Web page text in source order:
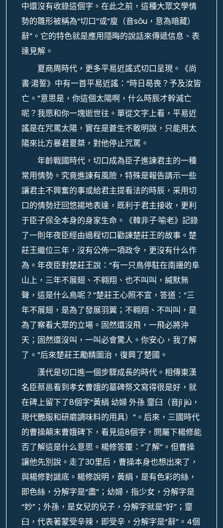
中還沒有收錄這個字。在此之前，這種大眾文學情
勢的雛形被稱為“切口”或“廋（音sōu，意為暗藏）
辭”。它的特色就是應用隱晦的說話來傳遞信息、表
達見解。
夏商周時代，更多平易近謠式切口呈現。《尚
書·湯誓》中有一首平易近謠：“時日曷喪？予及汝皆
亡。”意思是，你這個太陽啊，什么時辰才幹滅亡
呢？我愿和你一塊逝世往。單從文字上看，平易近
謠是在咒罵太陽，實在是蒼生不敢明說，只能用太
陽來比方暴君夏桀，對他停止咒罵。
年齡戰國時代，切口成為臣子進諫君主的一種
常用情勢。究竟進諫有風險，特殊是報告請示一些
讓君主不興奮的事或給君主提看法的時辰，采用切
口的情勢迂回悠揚地表達，既利于君主接收，更利
于臣子保全本身的身家生命。《韓非子·喻老》記錄
了一則年夜臣經由過程切口勸諫楚莊王的故事。楚
莊王繼位三年，沒有公佈一項政令，更沒有什么作
為。年夜臣對楚莊王說：“有一只鳥停駐在南邊的阜
山上，三年不展翅、不翱翔、也不叫叫，緘默無
聲，這是什么鳥呢？”楚莊王心照不宣，答道：“三
年不展翅，是為了發展羽翼；不翱翔、不叫叫，是
為了察看大眾的立場。固然還沒飛，一飛必將沖
天；固然還沒叫，一叫必會驚人。你安心，我了解
了。”后來楚莊王勵精圖治，復興了楚國。
漢代是切口進一個步驟成長的時代。相傳東漢
名臣蔡邕看到孝女曹娥的墓碑祭文寫得很是好，就
在碑上留下了8個字“黃絹 幼婦 外孫 齏臼（音jī jiù，
現代艷服和研磨調味料的用具）”。后來，三國時代
的曹操顛末曹娥碑下，看見這8個字，問屬下楊修能
否了解這是什么意思。楊修答覆：“了解”。但曹操
讓他先別說。走了30里后，曹操本身也想出來了，
與楊修對謎底。楊修說明，黃絹，是有色彩的絲，
即色絲，分解字是“盡”；幼婦，指少女，分解字是
“妙”；外孫，是女兒的兒子，分解字就是“好”；齏
臼，代表著蒙受辛辣，即受辛，分解字是“辭”。4個